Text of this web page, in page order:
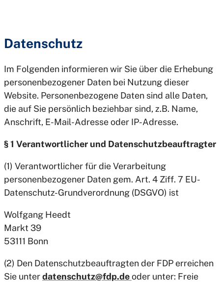
Datenschutz
Im Folgenden informieren wir Sie über die Erhebung
personenbezogener Daten bei Nutzung dieser
Website. Personenbezogene Daten sind alle Daten,
die auf Sie persönlich beziehbar sind, z.B. Name,
Anschrift, E-Mail-Adresse oder IP-Adresse.
§ 1 Verantwortlicher und Datenschutzbeauftragter
(1) Verantwortlicher für die Verarbeitung
personenbezogener Daten gem. Art. 4 Ziff. 7 EU-
Datenschutz-Grundverordnung (DSGVO) ist
Wolfgang Heedt
Markt 39
53111 Bonn
(2) Den Datenschutzbeauftragten der FDP erreichen
Sie unterdatenschutz@fdp.deoder unter: Freie